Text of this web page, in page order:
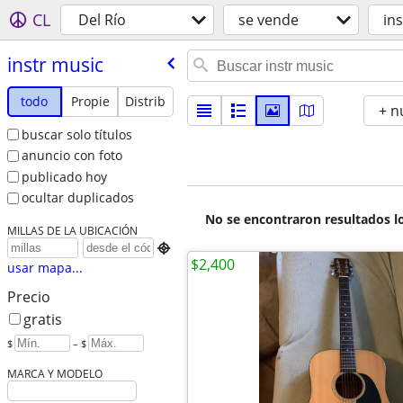
CL Del Río se vende
instr music
todo Propie
Distrib
buscar solo títulos
anuncio con foto
publicado hoy
ocultar duplicados
MILLAS DE LA UBICACIÓN

usar mapa...
Precio
gratis
$ – $
MARCA Y MODELO
+
No se encontraron resultados
$2,400